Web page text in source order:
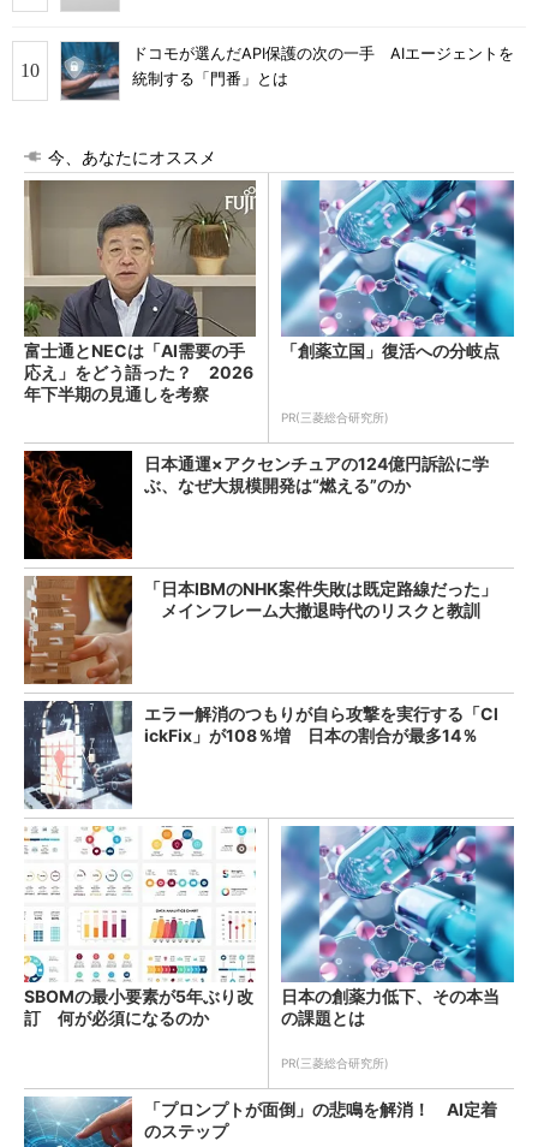
ドコモが選んだAPI保護の次の一手 AIエージェントを
統制する「門番」とは
今、あなたにオススメ
富士通とNECは「AI需要の手
応え」をどう語った？ 2026
年下半期の見通しを考察
「創薬立国」復活への分岐点
PR(三菱総合研究所)
日本通運×アクセンチュアの124億円訴訟に学
ぶ、なぜ大規模開発は“燃える”のか
「日本IBMのNHK案件失敗は既定路線だった」
メインフレーム大撤退時代のリスクと教訓
エラー解消のつもりが自ら攻撃を実行する「Cl
ickFix」が108％増 日本の割合が最多14％
SBOMの最小要素が5年ぶり改
訂 何が必須になるのか
日本の創薬力低下、その本当
の課題とは
PR(三菱総合研究所)
「プロンプトが面倒」の悲鳴を解消！ AI定着
のステップ